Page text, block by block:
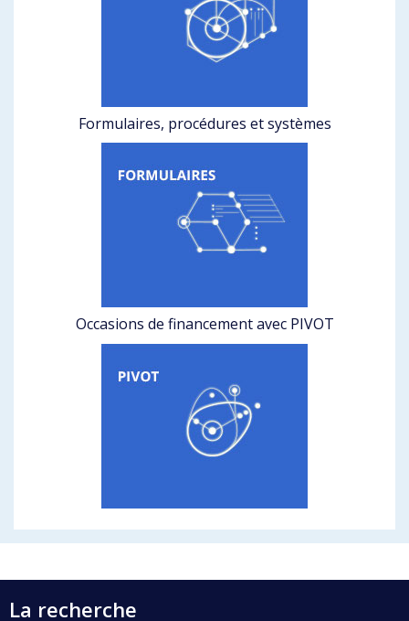
Formulaires, procédures et systèmes
Occasions de financement avec PIVOT
La recherche